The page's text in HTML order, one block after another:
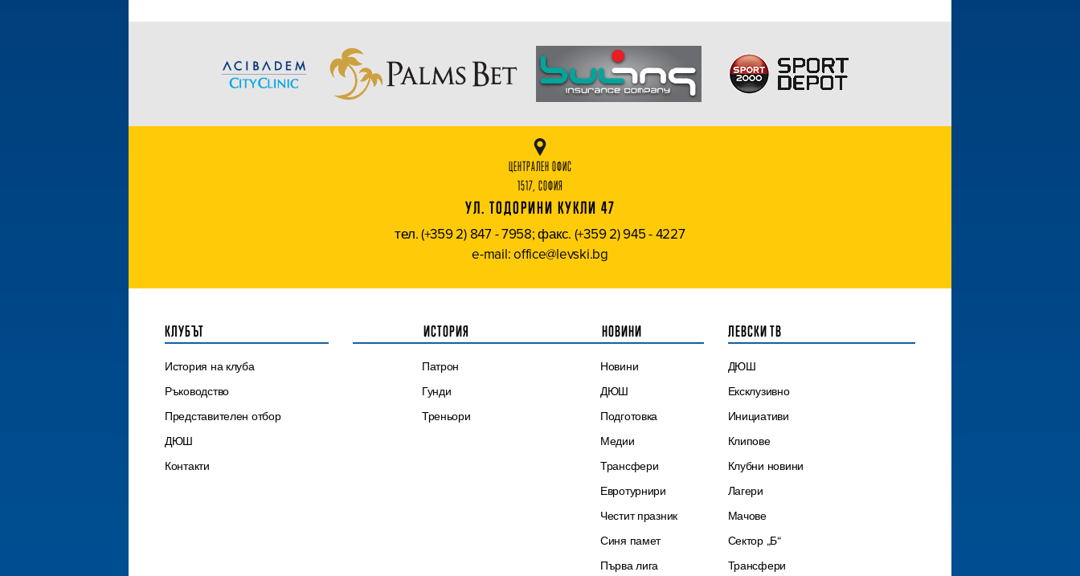
ЦЕНТРАЛЕН ОФИС
1517, СОФИЯ
УЛ. ТОДОРИНИ КУКЛИ 47
тел. (+359 2) 847 - 7958; факс. (+359 2) 945 - 4227
e-mail: office@levski.bg
КЛУБЪТ
История на клуба
Ръководство
Представителен отбор
ДЮШ
Контакти
ИСТОРИЯ
Патрон
Гунди
Треньори
НОВИНИ
Новини
ДЮШ
Подготовка
Медии
Трансфери
Евротурнири
Честит празник
Синя памет
Първа лига
ЛЕВСКИ ТВ
ДЮШ
Ексклузивно
Инициативи
Клипове
Клубни новини
Лагери
Мачове
Сектор „Б“
Трансфери